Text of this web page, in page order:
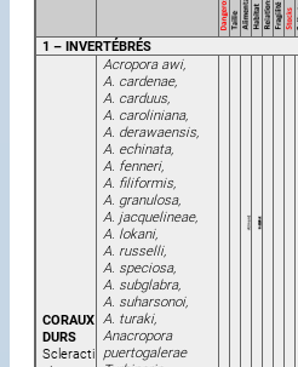
1 – INVERTÉBRÉS
CORAUX
DURS
Scleracti
Acropora awi,
A. cardenae,
A. carduus,
A. caroliniana,
A. derawaensis,
A. echinata,
A. fenneri,
A. filiformis,
A. granulosa,
A. jacquelineae,
A. lokani,
A. russelli,
A. speciosa,
A. subglabra,
A. suharsonoi,
A. turaki,
Anacropora
puertogalerae